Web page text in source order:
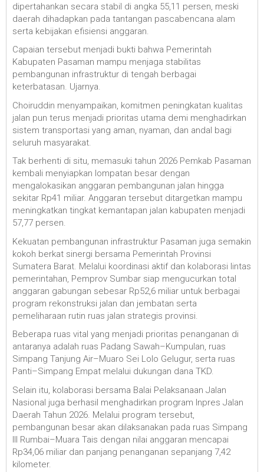
dipertahankan secara stabil di angka 55,11 persen, meski
daerah dihadapkan pada tantangan pascabencana alam
serta kebijakan efisiensi anggaran.
Capaian tersebut menjadi bukti bahwa Pemerintah
Kabupaten Pasaman mampu menjaga stabilitas
pembangunan infrastruktur di tengah berbagai
keterbatasan. Ujarnya.
Choiruddin menyampaikan, komitmen peningkatan kualitas
jalan pun terus menjadi prioritas utama demi menghadirkan
sistem transportasi yang aman, nyaman, dan andal bagi
seluruh masyarakat.
Tak berhenti di situ, memasuki tahun 2026 Pemkab Pasaman
kembali menyiapkan lompatan besar dengan
mengalokasikan anggaran pembangunan jalan hingga
sekitar Rp41 miliar. Anggaran tersebut ditargetkan mampu
meningkatkan tingkat kemantapan jalan kabupaten menjadi
57,77 persen.
Kekuatan pembangunan infrastruktur Pasaman juga semakin
kokoh berkat sinergi bersama Pemerintah Provinsi
Sumatera Barat. Melalui koordinasi aktif dan kolaborasi lintas
pemerintahan, Pemprov Sumbar siap mengucurkan total
anggaran gabungan sebesar Rp52,6 miliar untuk berbagai
program rekonstruksi jalan dan jembatan serta
pemeliharaan rutin ruas jalan strategis provinsi.
Beberapa ruas vital yang menjadi prioritas penanganan di
antaranya adalah ruas Padang Sawah–Kumpulan, ruas
Simpang Tanjung Air–Muaro Sei Lolo Gelugur, serta ruas
Panti–Simpang Empat melalui dukungan dana TKD.
Selain itu, kolaborasi bersama Balai Pelaksanaan Jalan
Nasional juga berhasil menghadirkan program Inpres Jalan
Daerah Tahun 2026. Melalui program tersebut,
pembangunan besar akan dilaksanakan pada ruas Simpang
III Rumbai–Muara Tais dengan nilai anggaran mencapai
Rp34,06 miliar dan panjang penanganan sepanjang 7,42
kilometer.